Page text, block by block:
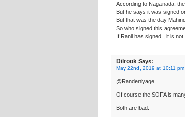
According to Naganada,
But he says it was signed
But that was the day
So who signed this
If Ranil has signed , it is not
Dilrook Says:
May 22nd, 2019 at 10:11 pm
@Randeniyage
Of course the SOFA is
Both are bad.